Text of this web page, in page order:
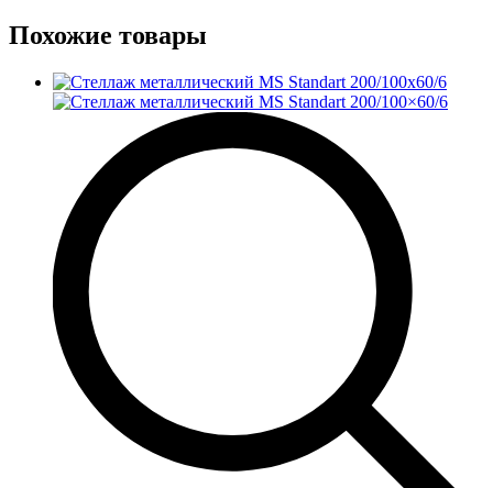
Похожие товары